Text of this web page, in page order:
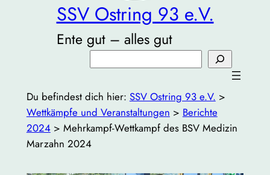
SSV Ostring 93 e.V.
Ente gut – alles gut
Du befindest dich hier: SSV Ostring 93 e.V. >
Wettkämpfe und Veranstaltungen > Berichte
2024> Mehrkampf-Wettkampf des BSV Medizin
Marzahn 2024